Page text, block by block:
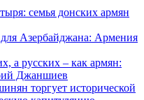
семья донских армян
Азербайджана: Армения
а русских – как армян:
Джаншиев
торгует исторической